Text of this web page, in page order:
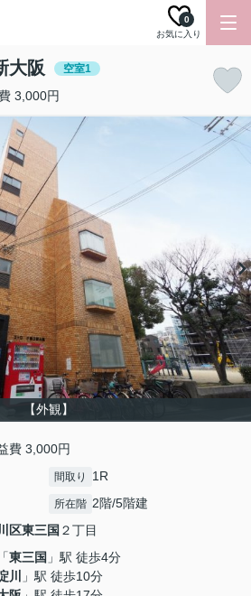
お気に入り
0
大阪 空室1
3,000円
【外観】
費 3,000円
間取り 1R
所在階 2階/5階建
区東三国 ２丁目
「東三国 」駅 徒歩4分
川
」駅 徒歩10分